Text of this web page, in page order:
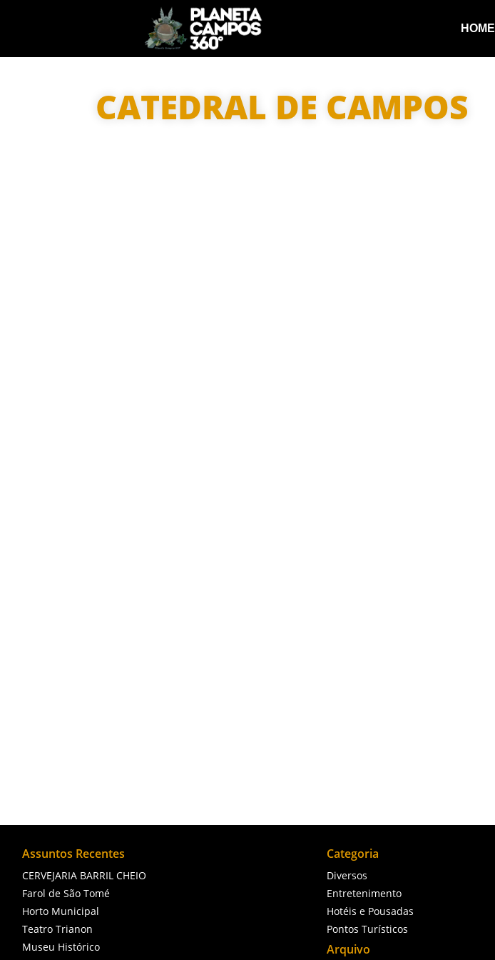
HOME
CATEDRAL DE CAMPOS
Assuntos Recentes
CERVEJARIA BARRIL CHEIO
Farol de São Tomé
Horto Municipal
Teatro Trianon
Museu Histórico
Categoria
Diversos
Entretenimento
Hotéis e Pousadas
Pontos Turísticos
Arquivo